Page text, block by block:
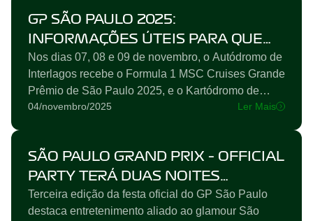
reunindo novamente grandes marcas que ajudam a
tornar o evento um dos mais importantes e bem
organizados do planeta. O...
GP SÃO PAULO 2025:
INFORMAÇÕES ÚTEIS PARA QUEM
VAI A INTERLAGOS
Nos dias 07, 08 e 09 de novembro, o Autódromo de
Interlagos recebe o Formula 1 MSC Cruises Grande
Prêmio de São Paulo 2025, e o Kartódromo de
Interlagos, a segunda edição do Fanzone do GP
eventos nos locais: Ingressos Os ingressos para
assistir ao GP São Paulo de F1 no Autódromo de
Interlagos estão esgotados. Resta...
04/novembro/2025 Ler Mais
SÃO PAULO GRAND PRIX – OFFICIAL
PARTY TERÁ DUAS NOITES
EXCLUSIVAS
Terceira edição da festa oficial do GP São Paulo
destaca entretenimento aliado ao glamour São